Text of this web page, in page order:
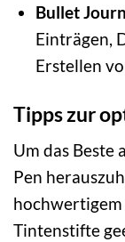
Bullet
Einträgen,
Erstellen
Tipps zur
Um das Beste
Pen
hochwertigem
Tintenstifte